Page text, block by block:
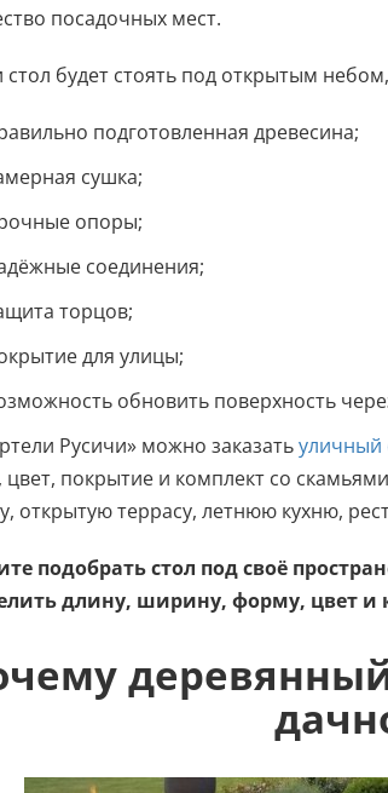
посадочных мест.
стол будет стоять под открытым
подготовленная древесина;
сушка;
опоры;
соединения;
торцов;
для улицы;
обновить поверхность
Русичи» можно заказатьуличный
покрытие и комплект со
открытую террасу, летнюю кухню,
подобрать стол под своё
длину, ширину, форму, цвет и